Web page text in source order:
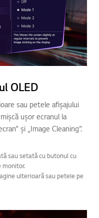
OLED
sau petele afișajului
ușor ecranul la
și „Image Cleaning”.
sau setată cu butonul cu
monitor.
ulterioară sau petele pe